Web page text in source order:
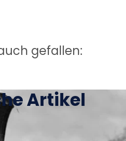
gefallen:
Artikel